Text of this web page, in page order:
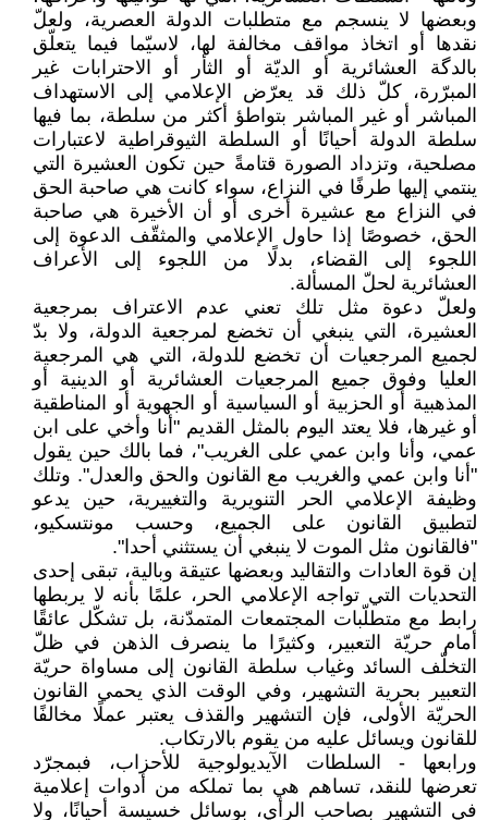
وبعضها لا ينسجم مع متطلبات الدولة العصرية، ولعلّ
نقدها أو اتخاذ مواقف مخالفة لها، لاسيّما فيما يتعلّق
بالدگة العشائرية أو الديّة أو الثأر أو الاحترابات غير
المبرّرة، كلّ ذلك قد يعرّض الإعلامي إلى الاستهداف
المباشر أو غير المباشر بتواطؤ أكثر من سلطة، بما فيها
سلطة الدولة أحيانًا أو السلطة الثيوقراطية لاعتبارات
مصلحية، وتزداد الصورة قتامةً حين تكون العشيرة التي
ينتمي إليها طرفًا في النزاع، سواء كانت هي صاحبة الحق
في النزاع مع عشيرة أخرى أو أن الأخيرة هي صاحبة
الحق، خصوصًا إذا حاول الإعلامي والمثقّف الدعوة إلى
اللجوء إلى القضاء، بدلًا من اللجوء إلى الأعراف
العشائرية لحلّ المسألة.
ولعلّ دعوة مثل تلك تعني عدم الاعتراف بمرجعية
العشيرة، التي ينبغي أن تخضع لمرجعية الدولة، ولا بدّ
لجميع المرجعيات أن تخضع للدولة، التي هي المرجعية
العليا وفوق جميع المرجعيات العشائرية أو الدينية أو
المذهبية أو الحزبية أو السياسية أو الجهوية أو المناطقية
أو غيرها، فلا يعتد اليوم بالمثل القديم "أنا وأخي على ابن
عمي، وأنا وابن عمي على الغريب"، فما بالك حين يقول
"أنا وابن عمي والغريب مع القانون والحق والعدل". وتلك
وظيفة الإعلامي الحر التنويرية والتغييرية، حين يدعو
لتطبيق القانون على الجميع، وحسب مونتسكيو،
"فالقانون مثل الموت لا ينبغي أن يستثني أحدا".
إن قوة العادات والتقاليد وبعضها عتيقة وبالية، تبقى إحدى
التحديات التي تواجه الإعلامي الحر، علمًا بأنه لا يربطها
رابط مع متطلّبات المجتمعات المتمدّنة، بل تشكّل عائقًا
أمام حريّة التعبير، وكثيرًا ما ينصرف الذهن في ظلّ
التخلّف السائد وغياب سلطة القانون إلى مساواة حريّة
التعبير بحرية التشهير، وفي الوقت الذي يحمي القانون
الحريّة الأولى، فإن التشهير والقذف يعتبر عملًا مخالفًا
للقانون ويسائل عليه من يقوم بالارتكاب.
ورابعها - السلطات الآيديولوجية للأحزاب، فبمجرّد
تعرضها للنقد، تساهم هي بما تملكه من أدوات إعلامية
في التشهير بصاحب الرأي، بوسائل خسيسة أحيانًا، ولا